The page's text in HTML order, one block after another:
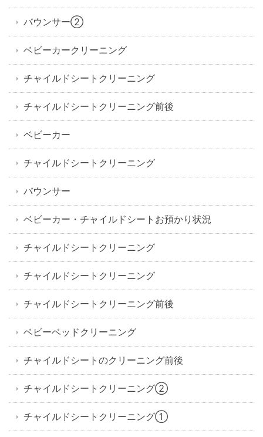
バウンサー②
ベビーカークリーニング
チャイルドシートクリーニング
チャイルドシートクリーニング前後
ベビーカー
チャイルドシートクリーニング
バウンサー
ベビーカー・チャイルドシートお預かり状況
チャイルドシートクリーニング
チャイルドシートクリーニング
チャイルドシートクリーニング前後
ベビーベッドクリーニング
チャイルドシートのクリーニング前後
チャイルドシートクリーニング②
チャイルドシートクリーニング①